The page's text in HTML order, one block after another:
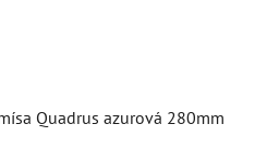
Quadrus azurová 280mm